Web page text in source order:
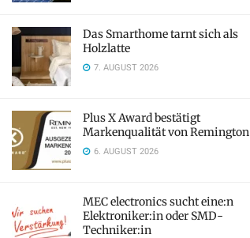
Das Smarthome tarnt sich als
Holzlatte
7. AUGUST 2026
Plus X Award bestätigt
Markenqualität von Remington
6. AUGUST 2026
MEC electronics sucht eine:n
Elektroniker:in oder SMD-
Techniker:in